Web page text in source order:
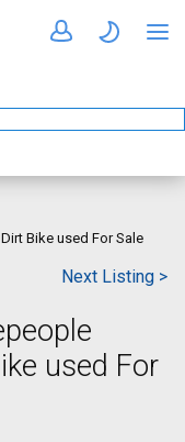
Bike used For Sale
Next Listing >
used For